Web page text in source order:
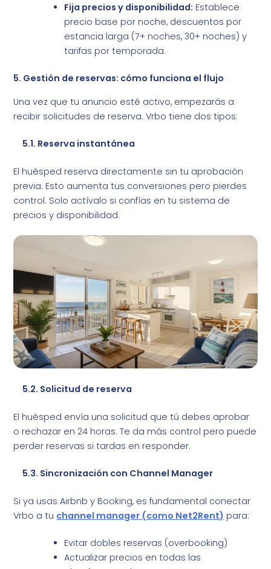
Fija precios y disponibilidad: Establece
precio base por noche, descuentos por
estancia larga (7+ noches, 30+ noches) y
tarifas por temporada.
5. Gestión de reservas: cómo funciona el flujo
Una vez que tu anuncio esté activo, empezarás a
recibir solicitudes de reserva. Vrbo tiene dos tipos:
5.1. Reserva instantánea
El huésped reserva directamente sin tu aprobación
previa. Esto aumenta tus conversiones pero pierdes
control. Solo actívalo si confías en tu sistema de
precios y disponibilidad.
5.2. Solicitud de reserva
El huésped envía una solicitud que tú debes aprobar
o rechazar en 24 horas. Te da más control pero puede
perder reservas si tardas en responder.
5.3. Sincronización con Channel Manager
Si ya usas Airbnb y Booking, es fundamental conectar
Vrbo a tu channel manager (como Net2Rent) para:
Evitar dobles reservas (overbooking)
Actualizar precios en todas las